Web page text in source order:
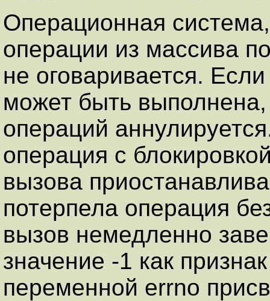
Операционная
операции из массива
не оговаривается.
может быть
операций
операция с
вызова
потерпела операция
вызов немедленно
значение -1 как
переменной errno